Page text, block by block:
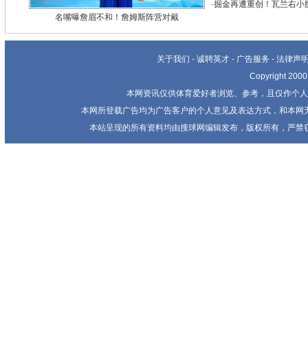
名嘴曝詹眉不和！詹姆斯阵营对戴
·掘金再遭重创！瓦兰右小
关于我们 - 诚聘英才 - 广告服务 - 法律声
Copyright
本网资讯仅供体育爱好者浏览、参考，且仅作个
本网所登载广告均为广告客户的个人意见及表达方式，和本
本站呈现的所有资料均由搜球网编辑发布，版权所有，严